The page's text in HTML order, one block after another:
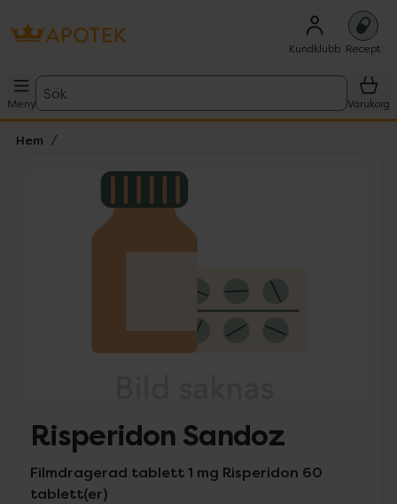
Kundklubb Recept
Meny
Sök
Varukorg
Hem
Lista: . Innehåller 1 objekt.
Risperidon Sandoz
Filmdragerad tablett 1 mg Risperidon 60
tablett(er)